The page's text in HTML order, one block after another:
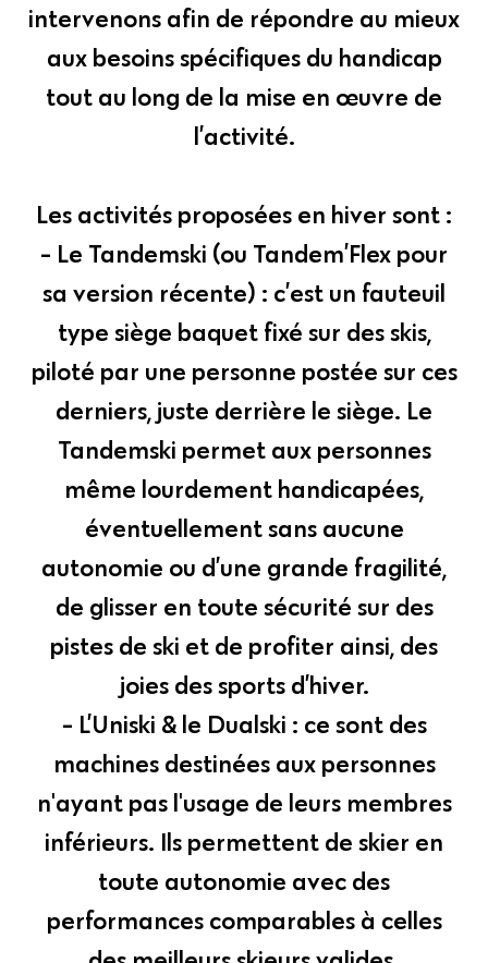
intervenons afin de répondre au mieux
aux besoins spécifiques du handicap
tout au long de la mise en œuvre de
l’activité.
Les activités proposées en hiver sont :
- Le Tandemski (ou Tandem’Flex pour
sa version récente) : c’est un fauteuil
type siège baquet fixé sur des skis,
piloté par une personne postée sur ces
derniers, juste derrière le siège. Le
Tandemski permet aux personnes
même lourdement handicapées,
éventuellement sans aucune
autonomie ou d’une grande fragilité,
de glisser en toute sécurité sur des
pistes de ski et de profiter ainsi, des
joies des sports d’hiver.
- L’Uniski & le Dualski : ce sont des
machines destinées aux personnes
n'ayant pas l'usage de leurs membres
inférieurs. Ils permettent de skier en
toute autonomie avec des
performances comparables à celles